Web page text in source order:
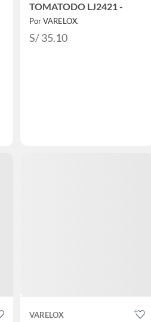
TOMATODO LJ2421 -
Por VARELOX.
S/ 35.10
VARELOX